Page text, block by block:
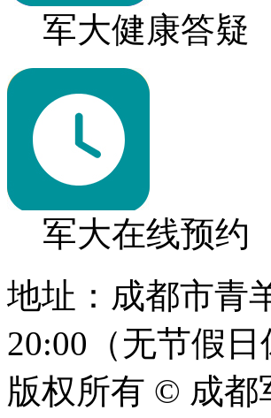
军大健康答疑
军大在线预约
地址：成都市青
20:00（无节假日
版权所有 © 成